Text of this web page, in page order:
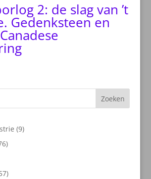
2: de slag van ’t
Gedenksteen en
Zoeken
99
76
57